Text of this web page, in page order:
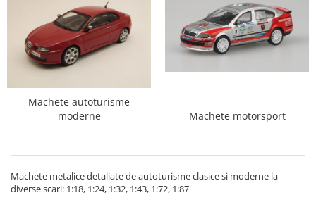
Machete autoturisme
moderne
Machete motorsport
Machete metalice detaliate de autoturisme clasice si moderne la
diverse scari: 1:18, 1:24, 1:32, 1:43, 1:72, 1:87